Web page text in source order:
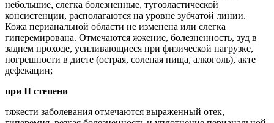
небольшие, слегка болезненные, тугоэластической
консистенции, располагаются на уровне зубчатой линии.
Кожа перианальной области не изменена или слегка
гиперемирована. Отмечаются жжение, болезненность, зуд в
заднем проходе, усиливающиеся при физической нагрузке,
погрешности в диете (острая, соленая пища, алкоголь), акте
дефекации;
при II степени
тяжести заболевания отмечаются выраженный отек,